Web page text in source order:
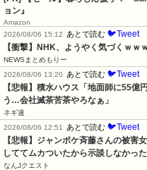
ョン』
Amazon
2026/08/06 15:12
あとで読む 🐦Tweet
【衝撃】NHK、ようやく気づくｗｗ
NEWSまとめもりー
2026/08/06 13:20
あとで読む 🐦Tweet
【悲報】積水ハウス「地面師に55
う…会社滅茶苦茶やろなぁ」
ネギ速
2026/08/06 12:51
あとで読む 🐦Tweet
【悲報】ジャンポケ斉藤さんの被害
しててムカついたから示談しなかっ
なんJクエスト